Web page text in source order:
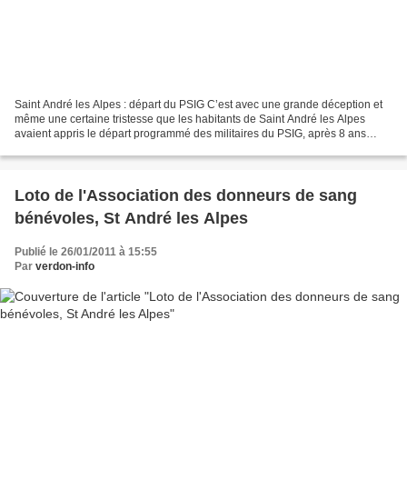
Saint André les Alpes : départ du PSIG C’est avec une grande déception et
même une certaine tristesse que les habitants de Saint André les Alpes
avaient appris le départ programmé des militaires du PSIG, après 8 ans
Loto de l'Association des donneurs de sang
bénévoles, St André les Alpes
Publié le 26/01/2011 à 15:55
Par verdon-info